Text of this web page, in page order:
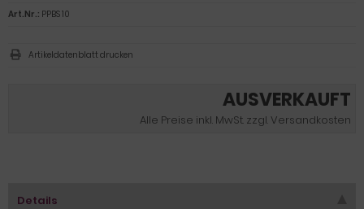
AUSVERKAUFT
Alle Preise inkl. MwSt. zzgl. Versandkosten
Art.Nr.: PPBS 10
Artikeldatenblatt drucken
Details